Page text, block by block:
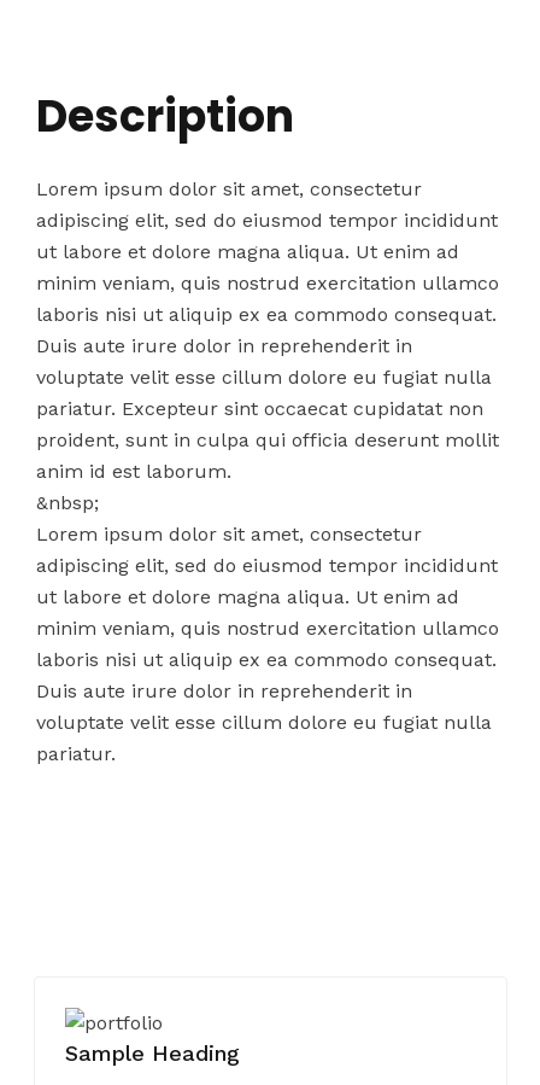
Description
Lorem ipsum dolor sit amet, consectetur
adipiscing elit, sed do eiusmod tempor incididunt
ut labore et dolore magna aliqua. Ut enim ad
minim veniam, quis nostrud exercitation ullamco
laboris nisi ut aliquip ex ea commodo consequat.
Duis aute irure dolor in reprehenderit in
voluptate velit esse cillum dolore eu fugiat nulla
pariatur. Excepteur sint occaecat cupidatat non
proident, sunt in culpa qui officia deserunt mollit
anim id est laborum.
&nbsp;
Lorem ipsum dolor sit amet, consectetur
adipiscing elit, sed do eiusmod tempor incididunt
ut labore et dolore magna aliqua. Ut enim ad
minim veniam, quis nostrud exercitation ullamco
laboris nisi ut aliquip ex ea commodo consequat.
Duis aute irure dolor in reprehenderit in
voluptate velit esse cillum dolore eu fugiat nulla
pariatur.
Sample Heading